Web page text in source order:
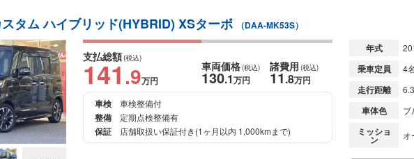
タム ハイブリッド(HYBRID) XSターボ （DAA-MK53S）
支払総額(税込)
141.9万円
車両価格(税込)
130.1万円
諸費用 (税込)
11.8万円
車検
車検整備付
整備 定期点検整備有
保証 店舗取扱い保証付き(1ヶ月以内 1,000kmまで)
年式
乗車定員 4名
走行距離
車体色 ブ
ミッショ
ン オ